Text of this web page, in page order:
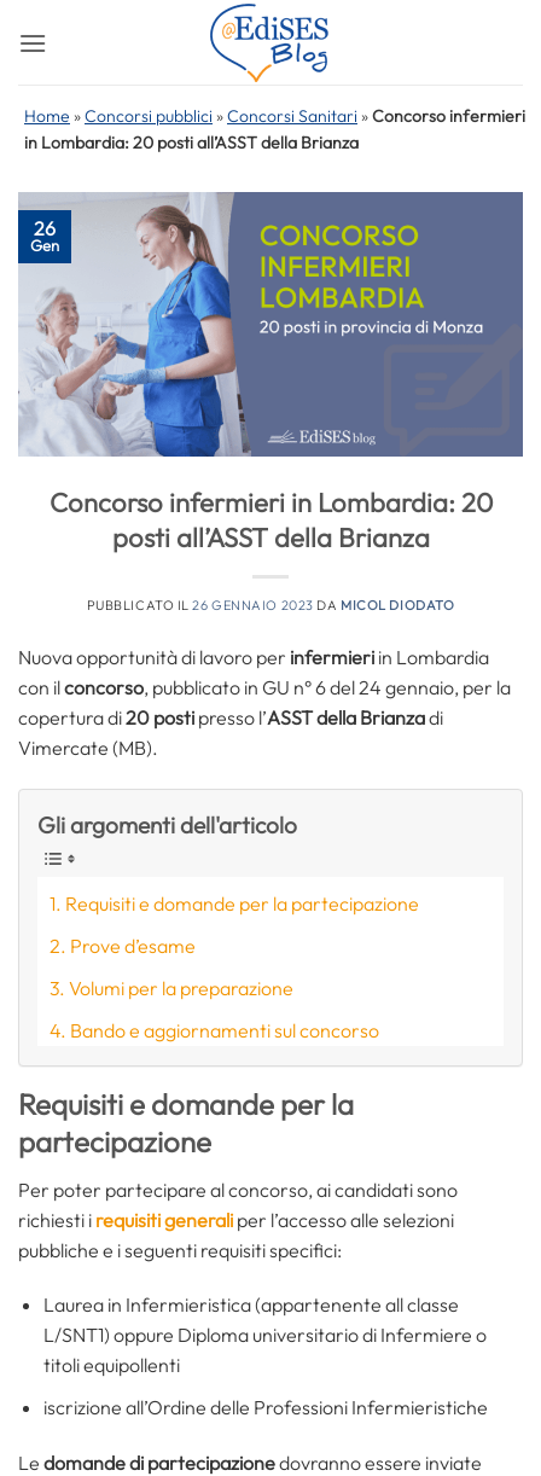
Home »Concorsi pubblici »Concorsi Sanitari »Concorso infermieri
in Lombardia: 20 posti all’ASST della Brianza
26
Gen
Concorso infermieri in Lombardia: 20
posti all’ASST della Brianza
PUBBLICATO IL26 GENNAIO 2023 DA MICOL DIODATO
Nuova opportunità di lavoro per infermieri in Lombardia
con ilconcorso, pubblicato in GU n° 6 del 24 gennaio, per la
copertura di20 posti presso l’ASST della Brianzadi
Vimercate (MB).
Gli argomenti dell'articolo
Requisiti e domande per la partecipazione
Prove d’esame
Volumi per la preparazione
Bando e aggiornamenti sul concorso
Requisiti e domande per la
partecipazione
Per poter partecipare al concorso, ai candidati sono
richiesti i requisiti generali per l’accesso alle selezioni
pubbliche e i seguenti requisiti specifici:
Laurea in Infermieristica (appartenente all classe
L/SNT1) oppure Diploma universitario di Infermiere o
titoli equipollenti
iscrizione all’Ordine delle Professioni Infermieristiche
Le domande di partecipazionedovranno essere inviate